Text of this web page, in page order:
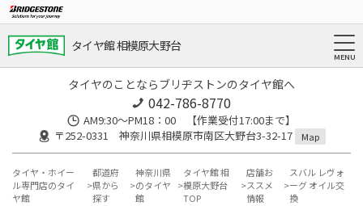
タイヤ館 相模原大野台
タイヤのことならブリヂストンのタイヤ館へ
042-786-8770
AM9:30～PM18：00 【作業受付17:00まで】
〒252-0331 神奈川県相模原市南区大野台3-32-17
Map
タイヤ・ホイー
ル専門店のタイ
ヤ館
都道府
県から
探す
神奈川県
のタイヤ
館
タイヤ館 相
模原大野台
TOP
店舗お
ススメ
情報
スバル レヴォ
ーグ オイル交
換